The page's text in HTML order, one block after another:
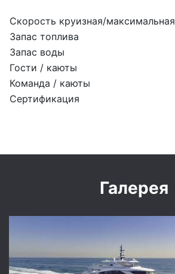
Скорость круизная/максимальная
Запас топлива
Запас воды
Гости / каюты
Команда / каюты
Сертификация
Галерея